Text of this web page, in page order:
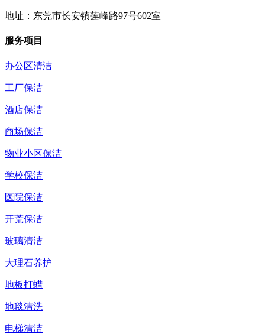
地址：东莞市长安镇莲峰路97号602室
服务项目
办公区清洁
工厂保洁
酒店保洁
商场保洁
物业小区保洁
学校保洁
医院保洁
开荒保洁
玻璃清洁
大理石养护
地板打蜡
地毯清洗
电梯清洁